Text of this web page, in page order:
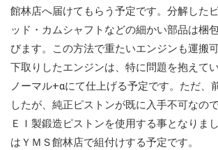
館林店へ届けてもらう予定です。分解した
ッド・カムシャフトなどの細かい部品は梱
びます。この方法で重たいエンジンも運搬
下取りしたエンジンは、特に問題を抱えて
ノーマル+αにて仕上げる予定です。ただ、
したが、純正ピストンが既に入手不可なの
ＥＩ製鍛造ピストンを使用する事となりま
はＹＭＳ館林店で組付けする予定です。